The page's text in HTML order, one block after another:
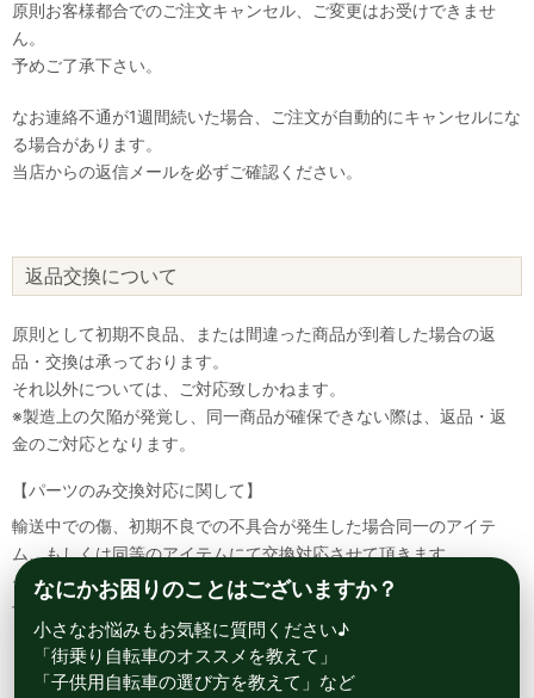
原則お客様都合でのご注文キャンセル、ご変更はお受けできませ
ん。
予めご了承下さい。
なお連絡不通が1週間続いた場合、ご注文が自動的にキャンセルにな
る場合があります。
当店からの返信メールを必ずご確認ください。
返品交換について
原則として初期不良品、または間違った商品が到着した場合の返
品・交換は承っております。
それ以外については、ご対応致しかねます。
※製造上の欠陥が発覚し、同一商品が確保できない際は、返品・返
金のご対応となります。
【パーツのみ交換対応に関して】
輸送中での傷、初期不良での不具合が発生した場合同一のアイテ
ム、もしくは同等のアイテムにて交換対応させて頂きます。
その場合該当部品を着払いにて返送して頂く必要が御座いますので
予めご了承ください。
なにかお困りのことはございますか？
小さなお悩みもお気軽に質問ください♪
「街乗り自転車のオススメを教えて」
「子供用自転車の選び方を教えて」など